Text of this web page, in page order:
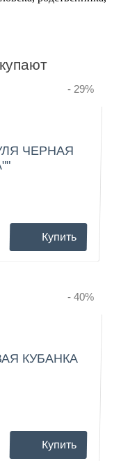
- 29%
ЧЕРНАЯ
Купить
- 40%
КУБАНКА
Купить